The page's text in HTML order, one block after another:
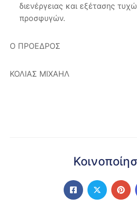
διενέργειας και εξέτασης
προσφυγών.
Ο ΠΡΟΕΔΡΟΣ
ΚΟΛΙΑΣ ΜΙΧΑΗΛ